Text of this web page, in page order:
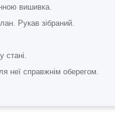
вишивка.
Рукав зібраний.
стані.
неї справжнім оберегом.